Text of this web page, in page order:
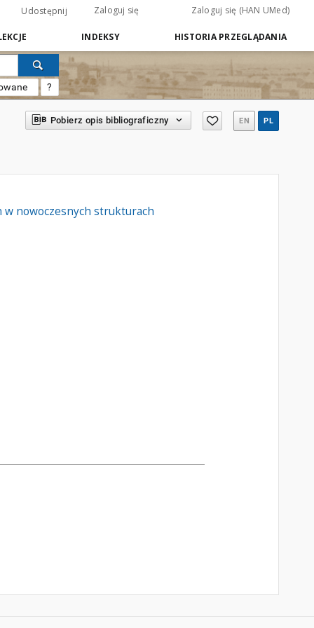
Udostępnij Zaloguj się Zaloguj się (HAN UMed)
INDEKSY HISTORIA PRZEGLĄDANIA
?
Pobierz opis bibliograficzny EN PL
w nowoczesnych strukturach